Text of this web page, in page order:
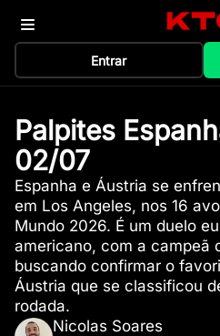
Entrar
Palpites
02/07
Espanha e Áustria se
em Los Angeles, nos 16
Mundo 2026. É um duelo
americano, com a campeã
buscando confirmar o
Áustria que se classificou
rodada.
Nicolas Soares